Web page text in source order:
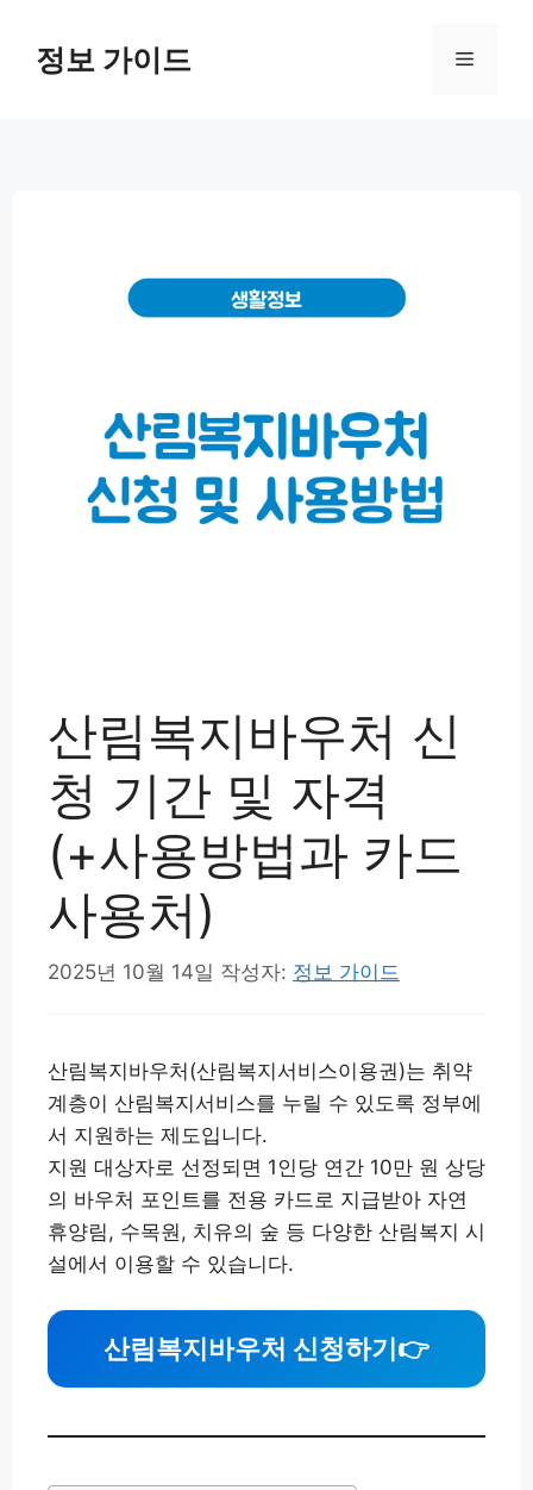
정보 가이드 메
산림복지바우처 신
청 기간 및 자격
(+사용방법과 카드
사용처)
2025년 10월 14일 작성자: 정보 가이드
산림복지바우처(산림복지서비스이용권)는 취약
계층이 산림복지서비스를 누릴 수 있도록 정부에
서 지원하는 제도입니다.
지원 대상자로 선정되면 1인당 연간 10만 원 상당
의 바우처 포인트를 전용 카드로 지급받아 자연
휴양림, 수목원, 치유의 숲 등 다양한 산림복지 시
설에서 이용할 수 있습니다.
산림복지바우처 신청하기👉